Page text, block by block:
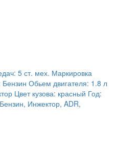
5 ст. мех. Маркировка
Бензин Обьем двигателя: 1.8 л
Цвет кузова: красный Год:
Инжектор, ADR,